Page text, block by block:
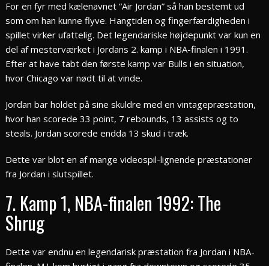
For en fyr med kælenavnet “Air Jordan” så han bestemt ud
som om han kunne flyve. Hangtiden og fingerfærdigheden i
spillet virker ufattelig. Det legendariske højdepunkt var kun en
del af mesterværket i Jordans 2. kamp i NBA-finalen i 1991.
Efter at have tabt den første kamp var Bulls i en situation,
hvor Chicago var nødt til at vinde.
Jordan bar holdet på sine skuldre med en vintagepræstation,
hvor han scorede 33 point, 7 rebounds, 13 assists og to
steals. Jordan scorede endda 13 skud i træk.
Dette var blot en af mange videospil-lignende præstationer
fra Jordan i slutspillet.
7. Kamp 1, NBA-finalen 1992: The
Shrug
Dette var endnu en legendarisk præstation fra Jordan i NBA-